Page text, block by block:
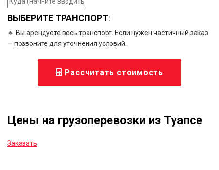
ВЫБЕРИТЕ ТРАНСПОРТ:
🔹 Вы арендуете весь транспорт. Если нужен частичный заказ
— позвоните для уточнения условий.
Рассчитать стоимость
Цены на грузоперевозки из Туапсе
Заказать